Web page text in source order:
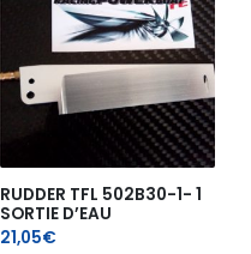
RUDDER TFL 502B30-1- 1
SORTIE D’EAU
21,05€